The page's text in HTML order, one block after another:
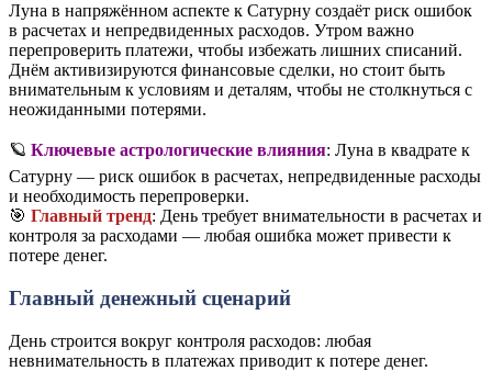
Луна в напряжённом аспекте к Сатурну создаёт риск ошибок
в расчетах и непредвиденных расходов. Утром важно
перепроверить платежи, чтобы избежать лишних списаний.
Днём активизируются финансовые сделки, но стоит быть
внимательным к условиям и деталям, чтобы не столкнуться с
неожиданными потерями.
🪐 Ключевые астрологические влияния: Луна в квадрате к
Сатурну — риск ошибок в расчетах, непредвиденные расходы
и необходимость перепроверки.
🎯 Главный тренд: День требует внимательности в расчетах и
контроля за расходами — любая ошибка может привести к
потере денег.
Главный денежный сценарий
День строится вокруг контроля расходов: любая
невнимательность в платежах приводит к потере денег.